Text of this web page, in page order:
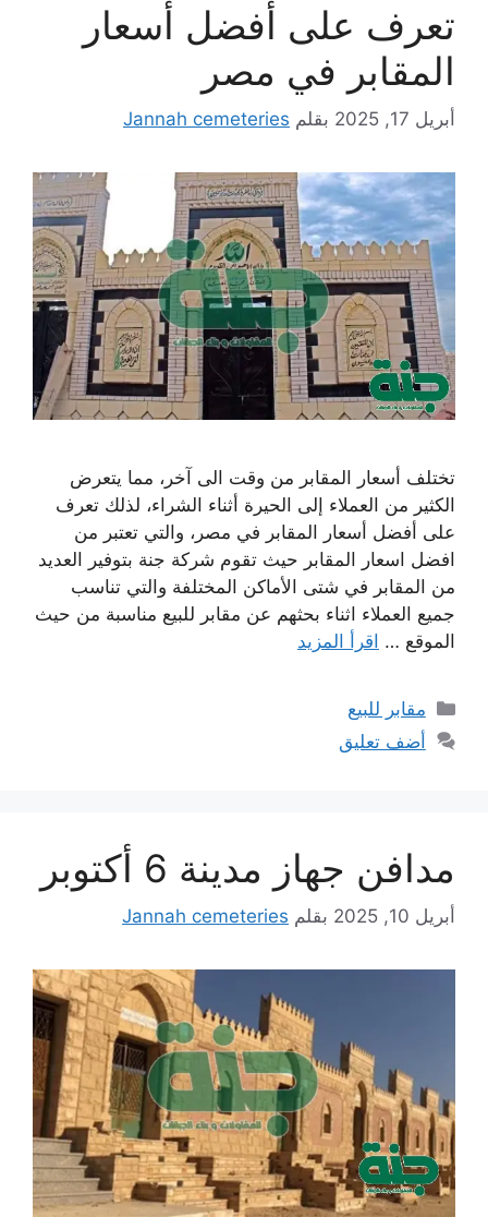
تعرف على أفضل أسعار
المقابر في مصر
أبريل 17, 2025 بقلم Jannah cemeteries
تختلف أسعار المقابر من وقت الى آخر، مما يتعرض
الكثير من العملاء إلى الحيرة أثناء الشراء، لذلك تعرف
على أفضل أسعار المقابر في مصر، والتي تعتبر من
افضل اسعار المقابر حيث تقوم شركة جنة بتوفير العديد
من المقابر في شتى الأماكن المختلفة والتي تناسب
جميع العملاء اثناء بحثهم عن مقابر للبيع مناسبة من حيث
الموقع … اقرأ المزيد
التصنيفات
مقابر للبيع
أضف تعليق
مدافن جهاز مدينة 6 أكتوبر
أبريل 10, 2025 بقلم Jannah cemeteries